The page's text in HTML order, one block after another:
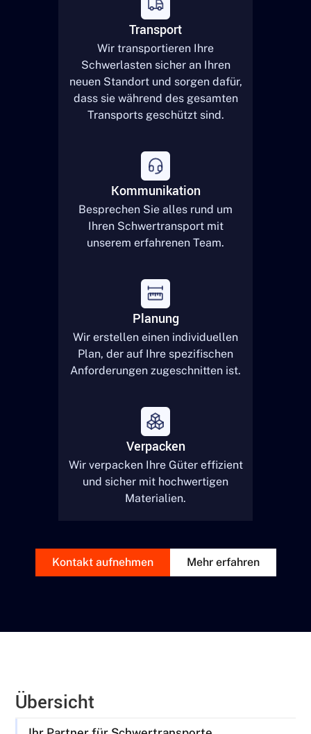
Transport
Wir transportieren Ihre
Schwerlasten sicher an Ihren
neuen Standort und sorgen dafür,
dass sie während des gesamten
Transports geschützt sind.
Kommunikation
Besprechen Sie alles rund um
Ihren Schwertransport mit
unserem erfahrenen Team.
Planung
Wir erstellen einen individuellen
Plan, der auf Ihre spezifischen
Anforderungen zugeschnitten ist.
Verpacken
Wir verpacken Ihre Güter effizient
und sicher mit hochwertigen
Materialien.
Kontakt aufnehmen Mehr erfahren
Übersicht